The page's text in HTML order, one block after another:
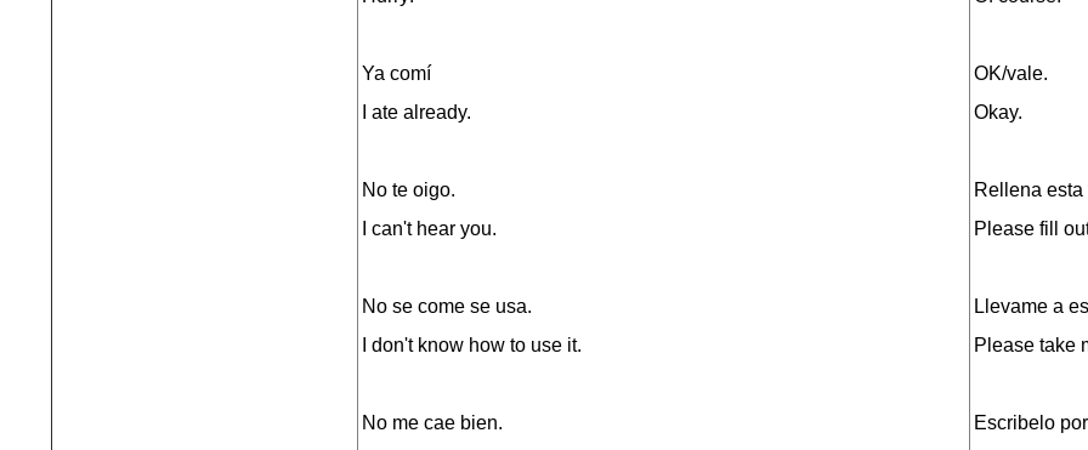
Ya comí
I ate already.
No te oigo.
I can't hear you.
No se come se usa.
I don't know how to use it.
No me cae bien.
OK/vale.
Okay.
Rellena esta
Please fill
Llevame a
Please take
Escribelo